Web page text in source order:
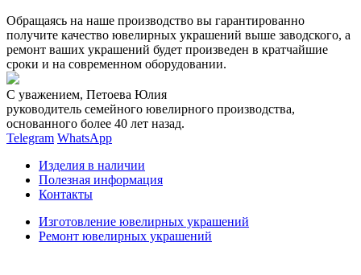
Обращаясь на наше производство вы гарантированно
получите качество ювелирных украшений выше заводского, а
ремонт ваших украшений будет произведен в кратчайшие
сроки и на современном оборудовании.
С уважением, Петоева Юлия
руководитель семейного ювелирного производства,
основанного более 40 лет назад.
Telegram WhatsApp
Изделия в наличии
Полезная информация
Контакты
Изготовление ювелирных украшений
Ремонт ювелирных украшений